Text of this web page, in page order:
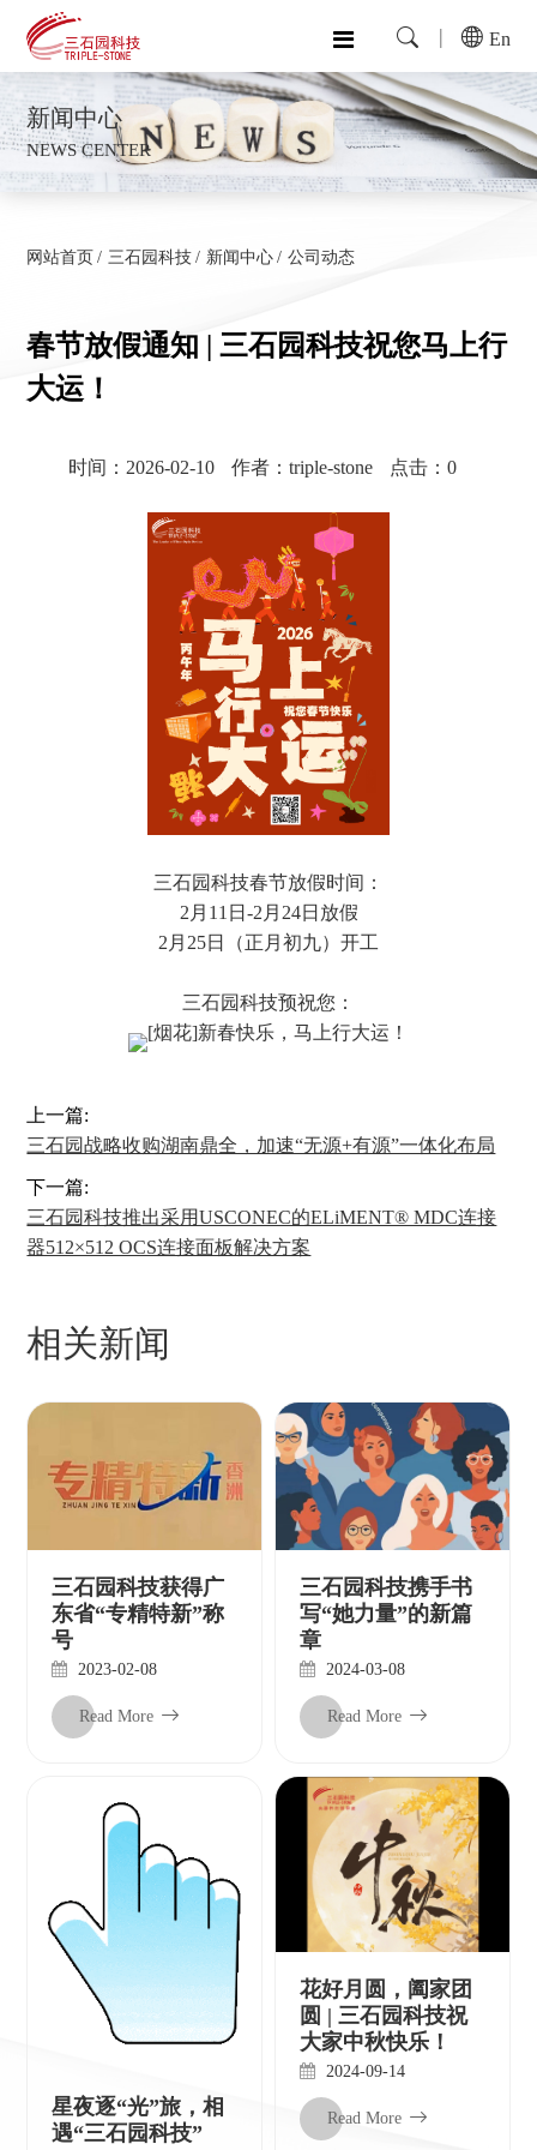
En
新闻中心
NEWS CENTER
网站首页 三石园科技 新闻中心 公司动态
春节放假通知 | 三石园科技祝您马上行
大运！
时间：2026-02-10 作者：triple-stone 点击： 0
三石园科技春节放假时间：
2月11日-2月24日放假
2月25日（正月初九）开工
三石园科技预祝您：
新春快乐，马上行大运！
上一篇:
三石园战略收购湖南鼎全，加速“无源+有源”一体化布局
下一篇:
三石园科技推出采用USCONEC的ELiMENT® MDC连接
器512×512 OCS连接面板解决方案
相关新闻
三石园科技获得广
东省“专精特新”称
号
2023-02-08
Read More
三石园科技携手书
写“她力量”的新篇
章
2024-03-08
Read More
星夜逐“光”旅，相
遇“三石园科技”
花好月圆，阖家团
圆 | 三石园科技祝
大家中秋快乐！
2024-09-14
Read More